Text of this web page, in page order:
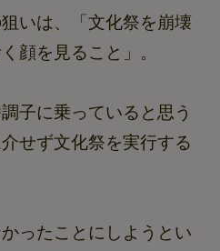
いは、「文化祭を崩壊
顔を見ること」。
子に乗っていると思う
せず文化祭を実行する
ったことにしようとい